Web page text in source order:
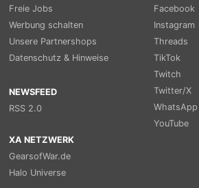
Freie Jobs
Werbung schalten
Unsere Partnershops
Datenschutz & Hinweise
NEWSFEED
RSS 2.0
Facebook
Instagram
Threads
TikTok
Twitch
Twitter/X
WhatsApp
YouTube
XA NETZWERK
GearsofWar.de
Halo Universe